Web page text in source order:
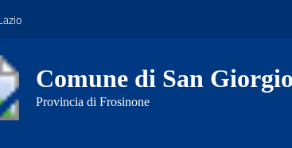
Comune di San
Provincia di Frosinone